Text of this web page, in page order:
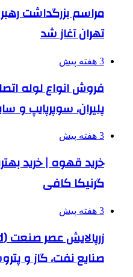
مراسم بزرگداشت
تهران آغاز شد
3 هفته پیش
پلیران، سوپرپایپ و
3 هفته پیش
خرید قهوه | خرید
گرنیکا کافی
3 هفته پیش
صنایع نفت، گاز و